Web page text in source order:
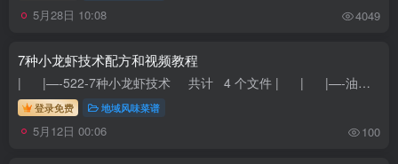
5月28日 10:08 4049
7种小龙虾技术配方和视频教程
| |—-522-7种小龙虾技术 共计 4 个文件 | | |—-油焖大虾技术 共计 1 个文件 | | | |—-油...
登录免费 地域风味菜谱
5月12日 00:06 100